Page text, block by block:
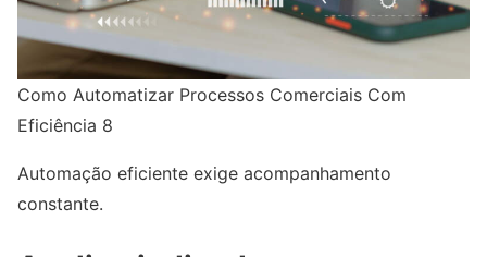
Como Automatizar Processos Comerciais Com
Eficiência 8
Automação eficiente exige acompanhamento
constante.